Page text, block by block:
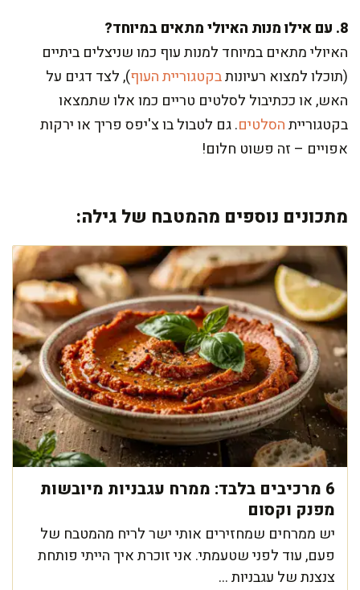
8. עם אילו מנות האיולי מתאים במיוחד?
האיולי מתאים במיוחד למנות עוף כמו שניצלים ביתיים
(תוכלו למצוא רעיונותבקטגוריית העוף), לצד דגים על
האש, או ככתיבול לסלטים טריים כמו אלו שתמצאו
בקטגורייתהסלטים. גם לטבול בו צ'יפס פריך או ירקות
אפויים – זה פשוט חלום!
מתכונים נוספים מהמטבח של גילה:
6 מרכיבים בלבד: ממרח עגבניות מיובשות
מפנק וקסום
יש ממרחים שמחזירים אותי ישר לריח מהמטבח של
פעם, עוד לפני שטעמתי. אני זוכרת איך הייתי פותחת
צנצנת של עגבניות ...